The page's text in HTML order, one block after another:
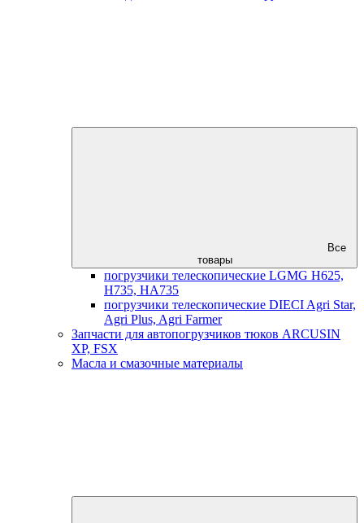
Все
товары
погрузчики телескопические LGMG H625,
H735, HA735
погрузчики телескопические DIECI Agri Star,
Agri Plus, Agri Farmer
Запчасти для автопогрузчиков тюков ARCUSIN
XP, FSX
Масла и смазочные материалы